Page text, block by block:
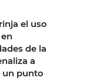
el uso
de la
a
un punto